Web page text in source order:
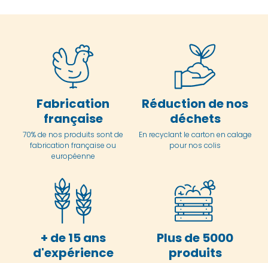
Fabrication
française
70% de nos produits sont de
fabrication française ou
européenne
Réduction de nos
déchets
En recyclant le carton en calage
pour nos colis
+ de 15 ans
d'expérience
Plus de 5000
produits